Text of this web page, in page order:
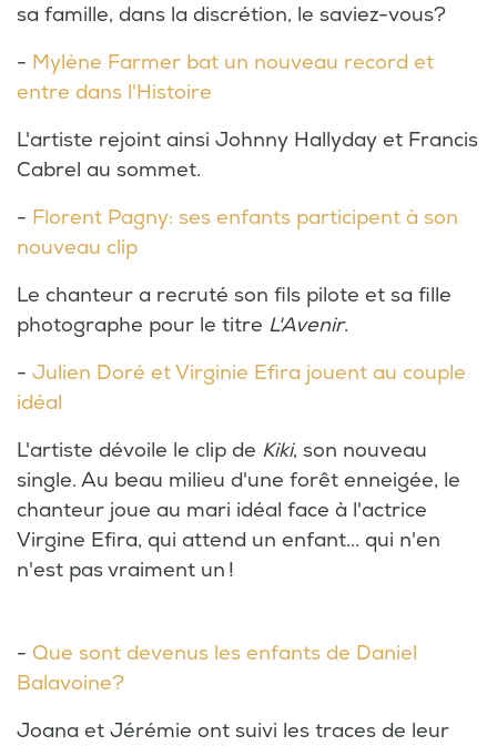
sa famille, dans la discrétion, le saviez-vous?
- Mylène Farmer bat un nouveau record et
entre dans l'Histoire
L'artiste rejoint ainsi Johnny Hallyday et Francis
Cabrel au sommet.
- Florent Pagny: ses enfants participent à son
nouveau clip
Le chanteur a recruté son fils pilote et sa fille
photographe pour le titre L'Avenir.
- Julien Doré et Virginie Efira jouent au couple
idéal
L'artiste dévoile le clip de Kiki, son nouveau
single. Au beau milieu d'une forêt enneigée, le
chanteur joue au mari idéal face à l'actrice
Virgine Efira, qui attend un enfant... qui n'en
n'est pas vraiment un !
- Que sont devenus les enfants de Daniel
Balavoine?
Joana et Jérémie ont suivi les traces de leur